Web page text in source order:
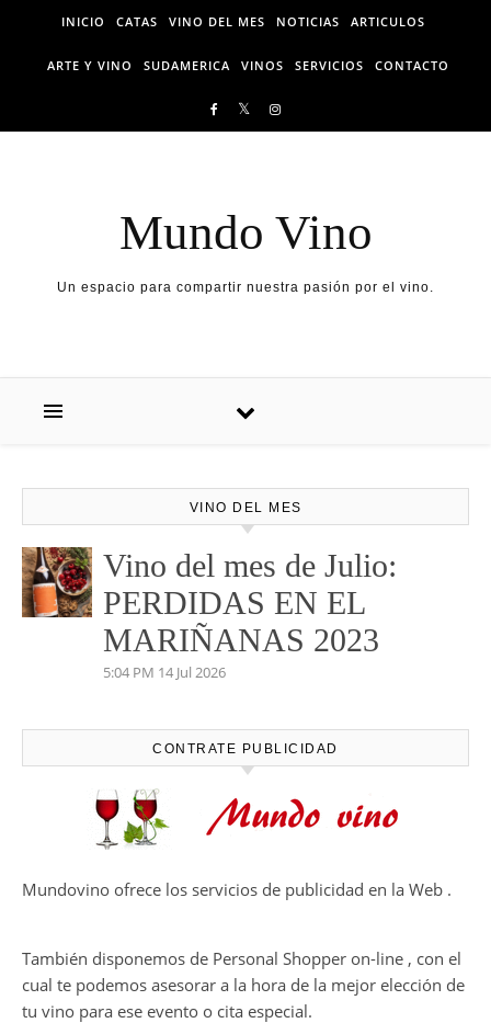
Skip to content
INICIO CATAS VINO DEL MES NOTICIAS ARTICULOS
ARTE Y VINO SUDAMERICA VINOS SERVICIOS CONTACTO
Mundo Vino
Un espacio para compartir nuestra pasión por el vino.
VINO DEL MES
Vino del mes de Julio:
PERDIDAS EN EL
MARIÑANAS 2023
5:04 PM 14 Jul 2026
CONTRATE PUBLICIDAD
Mundovino ofrece los servicios de publicidad en la Web .
También disponemos de Personal Shopper on-line , con el
cual te podemos asesorar a la hora de la mejor elección de
tu vino para ese evento o cita especial.